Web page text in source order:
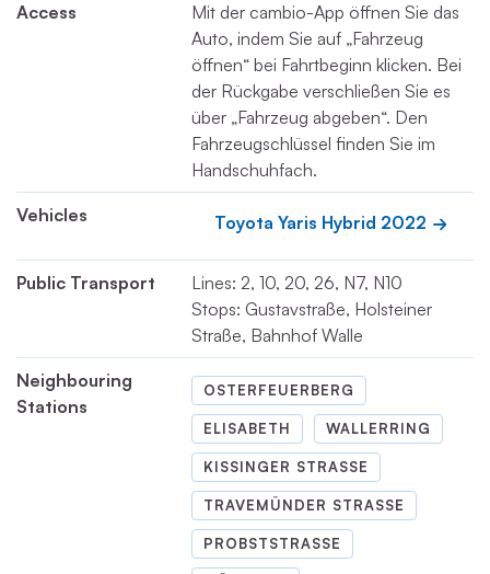
Access
Mit der cambio-App öffnen Sie das
Auto, indem Sie auf „Fahrzeug
öffnen“ bei Fahrtbeginn klicken. Bei
der Rückgabe verschließen Sie es
über „Fahrzeug abgeben“. Den
Fahrzeugschlüssel finden Sie im
Handschuhfach.
Vehicles Toyota Yaris Hybrid 2022
Public Transport
Lines: 2, 10, 20, 26, N7, N10
Stops: Gustavstraße, Holsteiner
Straße, Bahnhof Walle
Neighbouring
Stations
OSTERFEUERBERG
ELISABETH WALLERRING
KISSINGER STRASSE
TRAVEMÜNDER STRASSE
PROBSTSTRASSE